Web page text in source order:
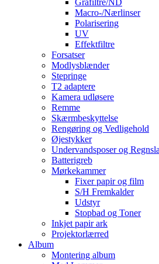
Macro-/Nærlinser
Polarisering
UV
Effektfiltre
Forsatser
Modlysblænder
Stepringe
T2 adaptere
Kamera udløsere
Remme
Skærmbeskyttelse
Rengøring og Vedligehold
Øjestykker
Undervandsposer og
Batterigreb
Mørkekammer
Fixer papir og film
S/H Fremkalder
Udstyr
Stopbad og Toner
Inkjet papir ark
Projektorlærred
Album
Montering album